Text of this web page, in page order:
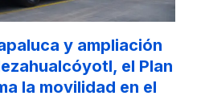
y ampliación
el Plan
la movilidad en el